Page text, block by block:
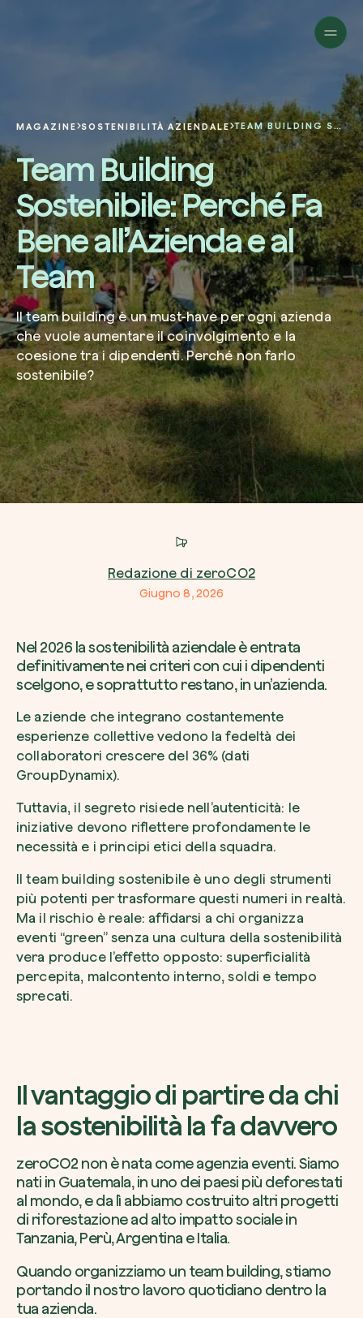
Richiedi consulenza
Carbon Project
Magazine
Glossario
Piattaforma
Ita
Italiano
MAGAZINE SOSTENIBILITÀ AZIENDALE TEAM BUILDING SOSTENIBILE: PERCHÉ FA BENE ALL’AZIENDA E AL TEAM
Team Building
Sostenibile: Perché Fa
Bene all’Azienda e al
Team
Il team building è un must-have per ogni azienda
che vuole aumentare il coinvolgimento e la
coesione tra i dipendenti. Perché non farlo
sostenibile?
Redazione di zeroCO2
Giugno 8, 2026
Nel 2026 la sostenibilità aziendale è entrata
definitivamente nei criteri con cui i dipendenti
scelgono, e soprattutto restano, in un’azienda.
Le aziende che integrano costantemente
esperienze collettive vedono la fedeltà dei
collaboratori crescere del 36% (dati
GroupDynamix).
Tuttavia, il segreto risiede nell’autenticità: le
iniziative devono riflettere profondamente le
necessità e i principi etici della squadra.
Il team building sostenibile è uno degli strumenti
più potenti per trasformare questi numeri in realtà.
Ma il rischio è reale: affidarsi a chi organizza
eventi “green” senza una cultura della sostenibilità
vera produce l’effetto opposto: superficialità
percepita, malcontento interno, soldi e tempo
sprecati.
Il vantaggio di partire da chi
la sostenibilità la fa davvero
zeroCO2 non è nata come agenzia eventi. Siamo
nati in Guatemala, in uno dei paesi più deforestati
al mondo, e da lì abbiamo costruito altri progetti
di riforestazione ad alto impatto sociale in
Tanzania, Perù, Argentina e Italia.
Quando organizziamo un team building, stiamo
portando il nostro lavoro quotidiano dentro la
tua azienda.
Cambia prospettiva!
Una piattaforma per il tracciamento
dei nostri progetti nel mondo. Usa la
dashboard dedicata per gestire e
l’impatto che hai generato.
Accedioregistratialla web-app
Crea la tua foresta
Pianta un albero
specie.
Piantalo ora
Esplora la mappa
Guarda i tuoi alberi crescere dallo spazio
tecnologia satellitare.
Inizia a esplorare
Innova la sostenibilità
della tua azienda.
Compila il modulo per ricevere una
consulenza personalizzata dal nostro
esperti.
Nome e Cognome*
Email di lavoro*
Azienda*
Servizio di interesse
Come possiamo aiutarti?*
Come ci hai conosciuto
Voglio ricevere comunicazioni e
da zeroCO2
Accetto l’informativa sulla Privacy di
Non compilare questo campo
Invia richiesta